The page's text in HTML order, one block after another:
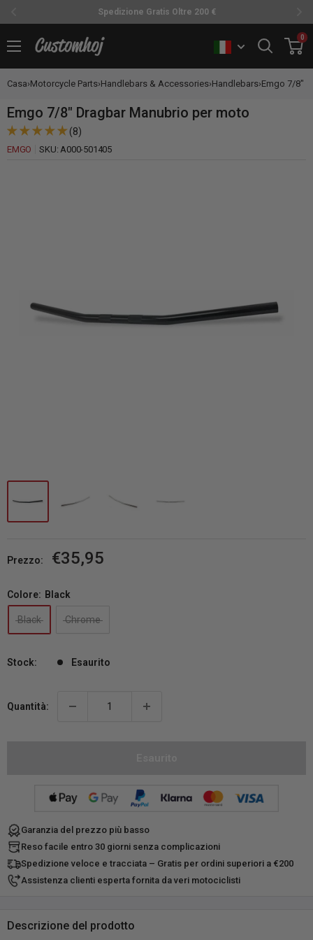
Spedizione Gratis Oltre 200 €
contenuto
Customhoj
0
Casa›Motorcycle Parts›Handlebars & Accessories›Handlebars›Emgo 7/8"
Emgo 7/8" Dragbar Manubrio per moto
(8)
EMGO SKU: A000-501405
Prezzo:
Prezzo
€35,95
Colore: Black
Black Chrome
Stock: Esaurito
Quantità:
Garanzia del prezzo più basso
Reso facile entro 30 giorni senza complicazioni
Spedizione veloce e tracciata – Gratis per ordini superiori a €200
Assistenza clienti esperta fornita da veri motociclisti
Descrizione del prodotto